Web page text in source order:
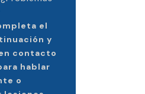
el
y
contacto
hablar
o